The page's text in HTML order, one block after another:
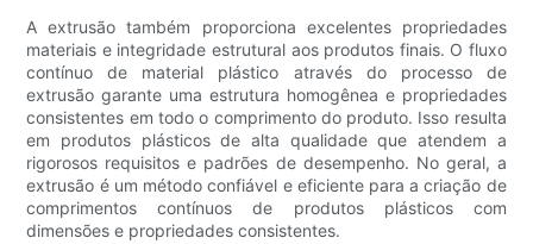
A extrusão também proporciona excelentes propriedades
materiais e integridade estrutural aos produtos finais. O fluxo
contínuo de material plástico através do processo de
extrusão garante uma estrutura homogênea e propriedades
consistentes em todo o comprimento do produto. Isso resulta
em produtos plásticos de alta qualidade que atendem a
rigorosos requisitos e padrões de desempenho. No geral, a
extrusão é um método confiável e eficiente para a criação de
comprimentos contínuos de produtos plásticos com
dimensões e propriedades consistentes.